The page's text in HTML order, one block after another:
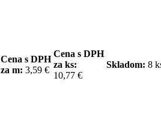
Cena s DPH
za m: 3,59 €
Cena s DPH
za ks:
10,77 €
Skladom: 8